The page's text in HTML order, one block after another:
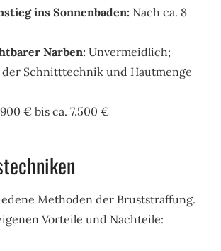
ins Sonnenbaden: Nach ca. 8
Narben: Unvermeidlich;
der Schnitttechnik und Hautmenge
€ bis ca. 7.500 €
Methoden der Bruststraffung.
Vorteile und Nachteile: